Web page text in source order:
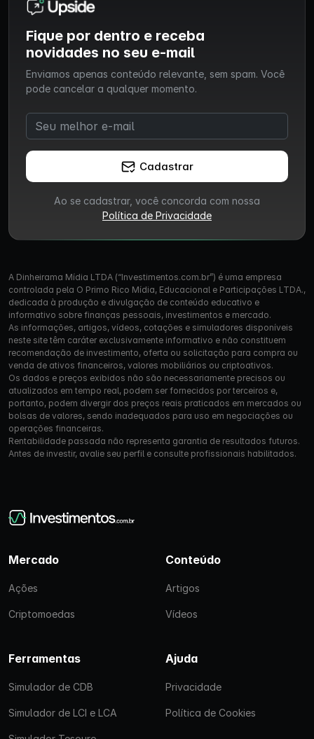
Fique por dentro e receba
novidades no seu e-mail
Enviamos apenas conteúdo relevante, sem spam. Você
pode cancelar a qualquer momento.
Cadastrar
Ao se cadastrar, você concorda com nossa
Política de Privacidade
A Dinheirama Mídia LTDA (“Investimentos.com.br”) é uma empresa
controlada pela O Primo Rico Mídia, Educacional e Participações LTDA.,
dedicada à produção e divulgação de conteúdo educativo e
informativo sobre finanças pessoais, investimentos e mercado.
As informações, artigos, vídeos, cotações e simuladores disponíveis
neste site têm caráter exclusivamente informativo e não constituem
recomendação de investimento, oferta ou solicitação para compra ou
venda de ativos financeiros, valores mobiliários ou criptoativos.
Os dados e preços exibidos não são necessariamente precisos ou
atualizados em tempo real, podem ser fornecidos por terceiros e,
portanto, podem divergir dos preços reais praticados em mercados ou
bolsas de valores, sendo inadequados para uso em negociações ou
operações financeiras.
Rentabilidade passada não representa garantia de resultados futuros.
Antes de investir, avalie seu perfil e consulte profissionais habilitados.
Mercado
Ações
Criptomoedas
Conteúdo
Artigos
Vídeos
Ferramentas
Simulador de CDB
Simulador de LCI e LCA
Ajuda
Privacidade
Política de Cookies